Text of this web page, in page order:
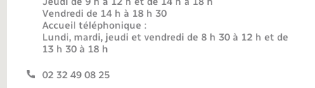
Vendredi de 14 h à 18 h 30
Accueil téléphonique :
Lundi, mardi, jeudi et vendredi de 8 h 30 à 12 h et de
13 h 30 à 18 h
02 32 49 08 25